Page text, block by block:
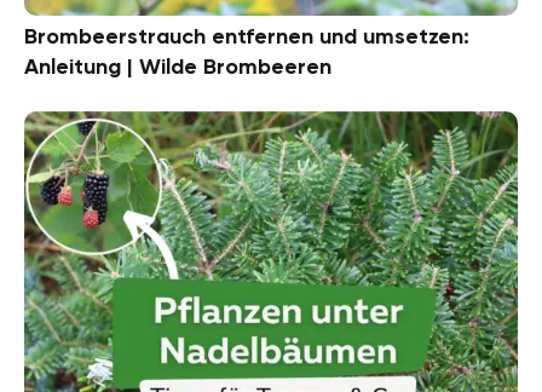
Brombeerstrauch entfernen und umsetzen:
Anleitung | Wilde Brombeeren